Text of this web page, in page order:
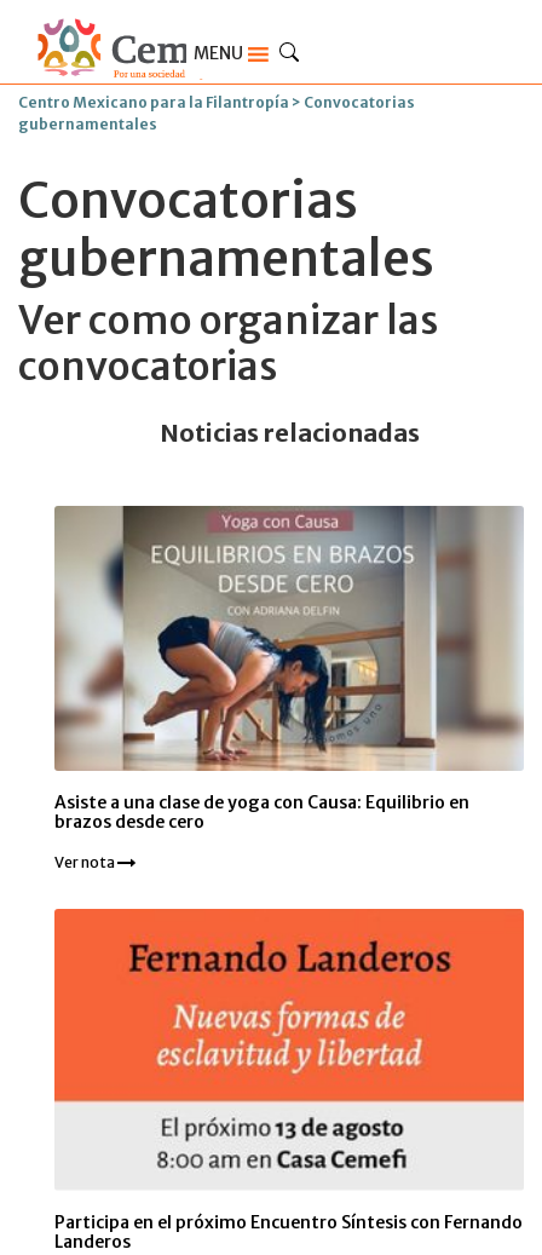
MENU
Centro Mexicano para la Filantropía > Convocatorias
gubernamentales
Convocatorias
gubernamentales
Ver como organizar las
convocatorias
Noticias relacionadas
Asiste a una clase de yoga con Causa: Equilibrio en
brazos desde cero
Ver nota
Participa en el próximo Encuentro Síntesis con Fernando
Landeros